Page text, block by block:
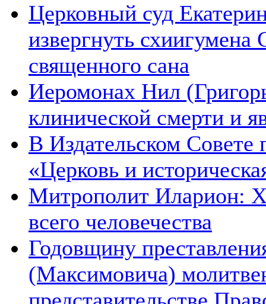
Церковный суд
извергнуть схиигумена
священного сана
Иеромонах Нил
клинической смерти и
В Издательском Совете
«Церковь и
Митрополит Иларион:
всего человечества
Годовщину
(Максимовича)